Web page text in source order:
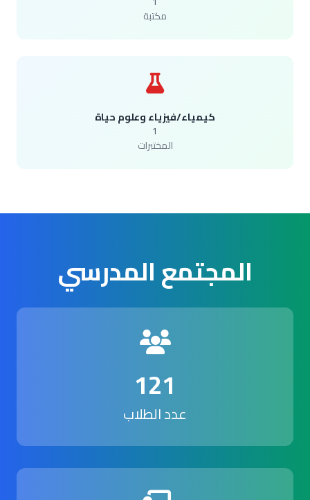
مكتبة
كيمياء/فيزياء وعلوم حياة
المختبرات
المجتمع المدرسي
121
عدد الطلاب